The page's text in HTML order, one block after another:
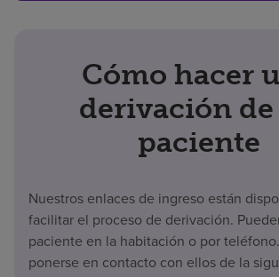
Cómo hacer
derivación
paciente
Nuestros enlaces de ingreso están
facilitar el proceso de derivación.
paciente en la habitación o por
ponerse en contacto con ellos de la